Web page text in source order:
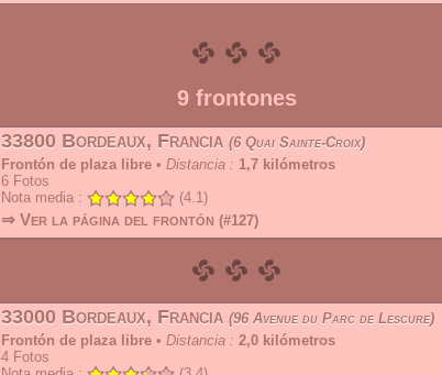
9 frontones
33800 Bordeaux, Francia 6 Quai Sainte-Croix
Frontón de plaza libre • Distancia : 1,7 kilómetros
6 Fotos
Nota media :
(4.1)
⇒ Ver la página del frontón (#127)
33000 Bordeaux, Francia 96 Avenue du Parc de Lescure
Frontón de plaza libre • Distancia : 2,0 kilómetros
4 Fotos